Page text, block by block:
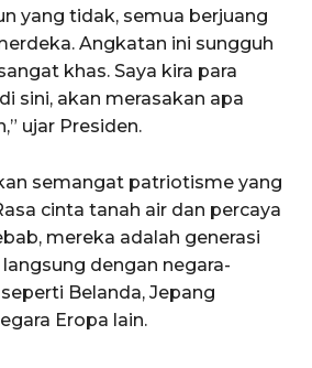
yang tidak, semua berjuang
Angkatan ini sungguh
khas. Saya kira para
sini, akan merasakan apa
ujar Presiden.
semangat patriotisme yang
cinta tanah air dan percaya
mereka adalah generasi
dengan negara-
Belanda, Jepang
Eropa lain.